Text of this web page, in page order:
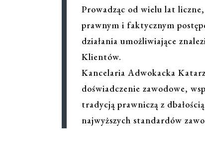
Prowadząc od wielu lat
prawnym i faktycznym
działania umożliwiające
Klientów.
Kancelaria Adwokacka
doświadczenie zawodowe,
tradycją prawniczą z
najwyższych standardów